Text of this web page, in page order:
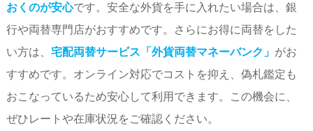
おくのが安心です。安全な外貨を手に入れたい場合は、銀
行や両替専門店がおすすめです。さらにお得に両替をした
い方は、 宅配両替サービス「外貨両替マネーバンク」 がお
すすめです。オンライン対応でコストを抑え、偽札鑑定も
おこなっているため安心して利用できます。この機会に、
ぜひレートや在庫状況をご確認ください。